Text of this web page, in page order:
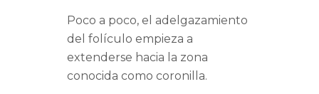
Poco a poco, el adelgazamiento
del folículo empieza a
extenderse hacia la zona
conocida como coronilla.